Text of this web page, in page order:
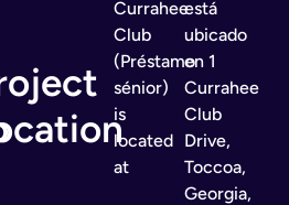
Currahee
Club
(Préstamo
sénior)
is
located
at
está
ubicado
en 1
Currahee
Club
Drive,
Toccoa,
Georgia,